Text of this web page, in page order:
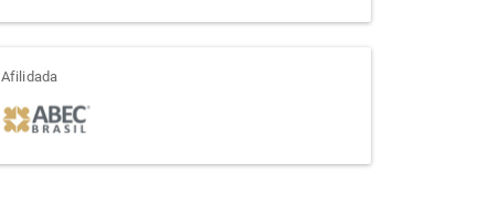
afiliada
Afilidada